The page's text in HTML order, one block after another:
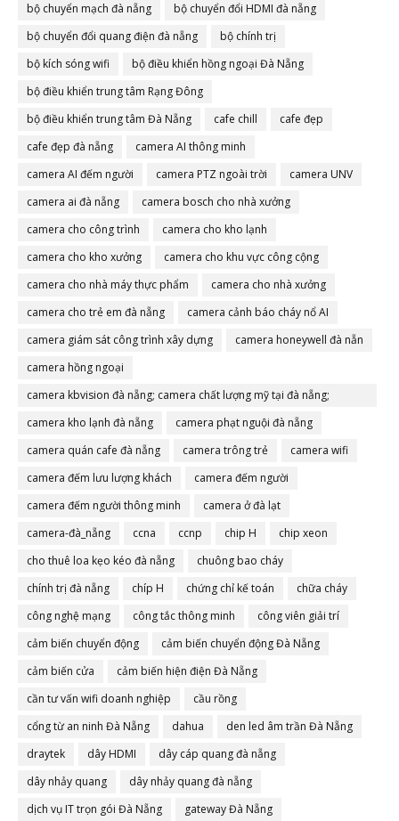
bộ chuyển mạch đà nẵng
bộ chuyển đổi HDMI đà nẵng
bộ chuyển đổi quang điện đà nẵng
bộ chính trị
bộ kích sóng wifi
bộ điều khiển hồng ngoại Đà Nẵng
bộ điều khiển trung tâm Rạng Đông
bộ điều khiển trung tâm Đà Nẵng
cafe chill
cafe đẹp
cafe đẹp đà nẵng
camera AI thông minh
camera AI đếm người
camera PTZ ngoài trời
camera UNV
camera ai đà nẵng
camera bosch cho nhà xưởng
camera cho công trình
camera cho kho lạnh
camera cho kho xưởng
camera cho khu vực công cộng
camera cho nhà máy thực phẩm
camera cho nhà xưởng
camera cho trẻ em đà nẵng
camera cảnh báo cháy nổ AI
camera giám sát công trình xây dựng
camera honeywell đà nẵn
camera hồng ngoại
camera kbvision đà nẵng; camera chất lượng mỹ tại đà nẵng;
camera đà nẵng
camera kho lạnh đà nẵng
camera phạt nguội đà nẵng
camera quán cafe đà nẵng
camera trông trẻ
camera wifi
camera đếm lưu lượng khách
camera đếm người
camera đếm người thông minh
camera ở đà lạt
camera-đà_nẵng
ccna ccnp chip H
chip xeon
cho thuê loa kẹo kéo đà nẵng
chuông bao cháy
chính trị đà nẵng
chíp H chứng chỉ kế toán
chữa cháy
công nghệ mạng
công tắc thông minh
công viên giải trí
cảm biến chuyển động
cảm biến chuyển động Đà Nẵng
cảm biến cửa
cảm biến hiện điện Đà Nẵng
cần tư vấn wifi doanh nghiệp
cầu rồng
cổng từ an ninh Đà Nẵng
dahua
den led âm trần Đà Nẵng
draytek
dây HDMI
dây cáp quang đà nẵng
dây nhảy quang
dây nhảy quang đà nẵng
dịch vụ IT trọn gói Đà Nẵng
gateway Đà Nẵng